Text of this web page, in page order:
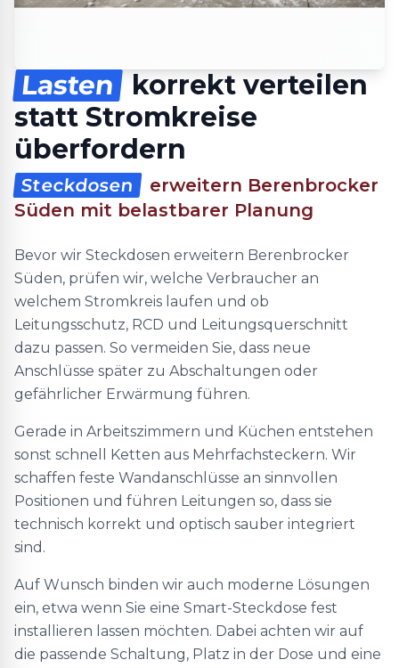
Lasten
korrekt verteilen
statt Stromkreise
überfordern
Steckdosen
erweitern Berenbrocker
Süden mit belastbarer Planung
Bevor wir Steckdosen erweitern Berenbrocker
Süden, prüfen wir, welche Verbraucher an
welchem Stromkreis laufen und ob
Leitungsschutz, RCD und Leitungsquerschnitt
dazu passen. So vermeiden Sie, dass neue
Anschlüsse später zu Abschaltungen oder
gefährlicher Erwärmung führen.
Gerade in Arbeitszimmern und Küchen entstehen
sonst schnell Ketten aus Mehrfachsteckern. Wir
schaffen feste Wandanschlüsse an sinnvollen
Positionen und führen Leitungen so, dass sie
technisch korrekt und optisch sauber integriert
sind.
Auf Wunsch binden wir auch moderne Lösungen
ein, etwa wenn Sie eine Smart-Steckdose fest
installieren lassen möchten. Dabei achten wir auf
die passende Schaltung, Platz in der Dose und eine